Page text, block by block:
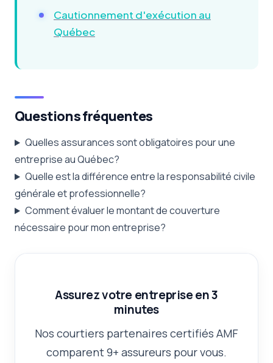
Cautionnement d'exécution au
Québec
Questions fréquentes
Quelles assurances sont obligatoires pour une
entreprise au Québec?
Quelle est la différence entre la responsabilité civile
générale et professionnelle?
Comment évaluer le montant de couverture
nécessaire pour mon entreprise?
Assurez votre entreprise en 3
minutes
Nos courtiers partenaires certifiés AMF
comparent 9+ assureurs pour vous.